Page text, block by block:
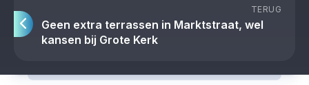
TERUG
Geen extra terrassen in Marktstraat, wel
kansen bij Grote Kerk